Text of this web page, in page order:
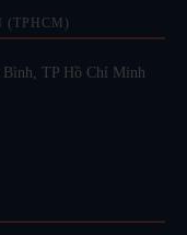
(TPHCM)
Bình, TP Hồ Chí Minh